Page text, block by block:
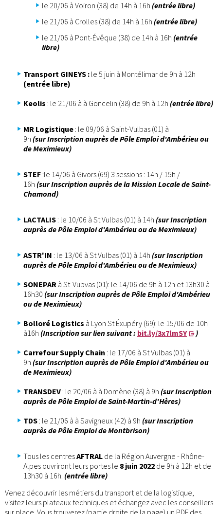
le 20/06 à Voiron (38) de 14h à 16h (entrée libre)
le 21/06 à Crolles (38) de 14h à 16h (entrée libre)
le 21/06 à Pont-Évêque (38) de 14h à 16h (entrée
libre)
Transport GINEYS : le 5 juin à Montélimar de 9h à 12h
(entrée libre)
Keolis : le 21/06 à à Goncelin (38) de 9h à 12h (entrée libre)
MR Logistique : le 09/06 à Saint-Vulbas (01) à
9h (sur Inscription auprès de Pôle Emploi d'Ambérieu ou
de Meximieux)
STEF :le 14/06 à Givors (69) 3 sessions : 14h / 15h /
16h (sur Inscription auprès de la Mission Locale de Saint-
Chamond)
LACTALIS : le 10/06 à St Vulbas (01) à 14h (sur Inscription
auprès de Pôle Emploi d'Ambérieu ou de Meximieux)
ASTR'IN : le 13/06 à St Vulbas (01) à 14h (sur Inscription
auprès de Pôle Emploi d'Ambérieu ou de Meximieux)
SONEPAR à St-Vubvas (01): le 14/06 de 9h à 12h et 13h30 à
16h30 (sur Inscription auprès de Pôle Emploi d'Ambérieu
ou de Meximieux)
Bolloré Logistics à Lyon St Éxupéry (69): le 15/06 de 10h
à16h (Inscription sur lien suivant : bit.ly/3x7lmSY
)
Carrefour Supply Chain : le 17/06 à St Vulbas (01) à
9h (sur Inscription auprès de Pôle Emploi d'Ambérieu ou
de Meximieux)
TRANSDEV : le 20/06 à à Domène (38) à 9h (sur Inscription
auprès de Pôle Emploi de Saint-Martin-d'Hères)
TDS : le 21/06 à à Savigneux (42) à 9h (sur Inscription
auprès de Pôle Emploi de Montbrison)
Tous les centresAFTRAL de la Région Auvergne - Rhône-
Alpes ouvriront leurs portes le 8 juin 2022 de 9h à 12h et de
13h30 à 16h. (entrée libre)
Venez découvrir les métiers du transport et de la logistique,
visitez leurs plateaux techniques et échangez avec les conseillers